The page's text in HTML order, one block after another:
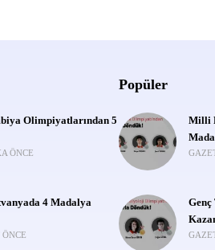
Olimpiyatlarından 5
5 DAKIKA ÖNCE
4 Madalya
24 SAAT ÖNCE
Popüler
Milli